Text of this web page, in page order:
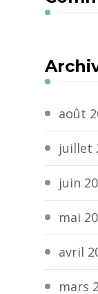
août
juillet
juin
mai
avril
mars